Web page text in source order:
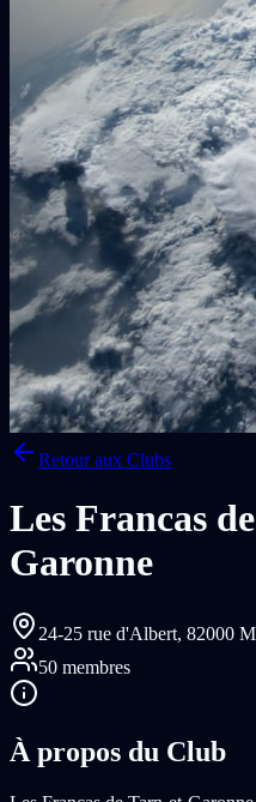
Retour aux Clubs
Les Francas
Garonne
24-25 rue d'Albert, 82000
50 membres
À propos du Club